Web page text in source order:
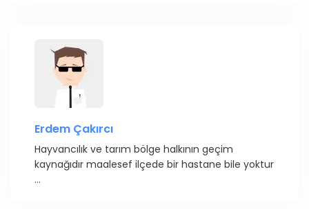
Erdem Çakırcı
Hayvancılık ve tarım bölge halkının geçim
kaynağıdır maalesef ilçede bir hastane bile yoktur
...